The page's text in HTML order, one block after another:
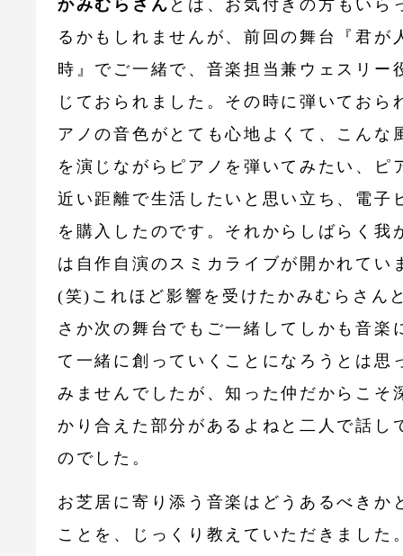
かみむらさん とは、お気付きの方もいら
るかもしれませんが、前回の舞台『君が
時』でご一緒で、音楽担当兼ウェスリー
じておられました。その時に弾いておら
アノの音色がとても心地よくて、こんな
を演じながらピアノを弾いてみたい、ピ
近い距離で生活したいと思い立ち、電子
を購入したのです。それからしばらく我
は自作自演のスミカライブが開かれてい
(笑)これほど影響を受けたかみむらさん
さか次の舞台でもご一緒してしかも音楽
て一緒に創っていくことになろうとは思
みませんでしたが、知った仲だからこそ
かり合えた部分があるよねと二人で話し
のでした。
お芝居に寄り添う音楽はどうあるべきか
ことを、じっくり教えていただきました